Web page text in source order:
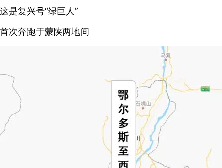
这是复兴号“绿巨人”
首次奔跑于蒙陕两地间